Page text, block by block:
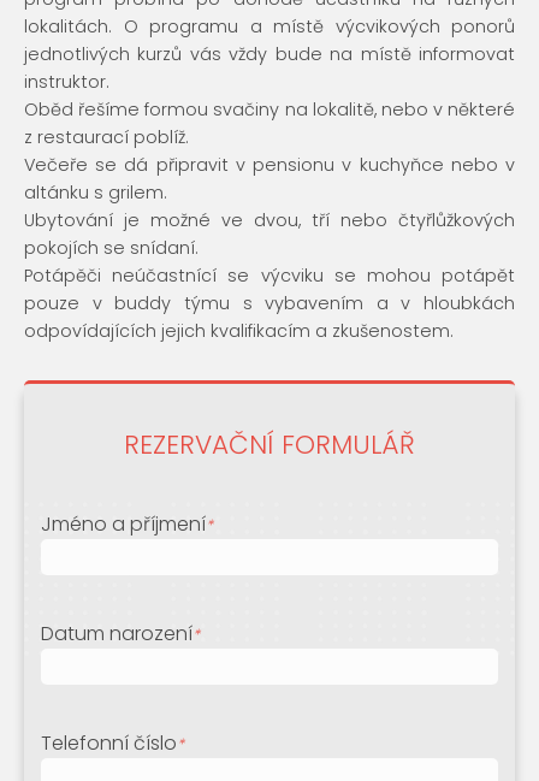
lokalitách. O programu a místě výcvikových ponorů
jednotlivých kurzů vás vždy bude na místě informovat
instruktor.
Oběd řešíme formou svačiny na lokalitě, nebo v některé
z restaurací poblíž.
Večeře se dá připravit v pensionu v kuchyňce nebo v
altánku s grilem.
Ubytování je možné ve dvou, tří nebo čtyřlůžkových
pokojích se snídaní.
Potápěči neúčastnící se výcviku se mohou potápět
pouze v buddy týmu s vybavením a v hloubkách
odpovídajících jejich kvalifikacím a zkušenostem.
REZERVAČNÍ FORMULÁŘ
Jméno a příjmení*
Datum narození*
Telefonní číslo*